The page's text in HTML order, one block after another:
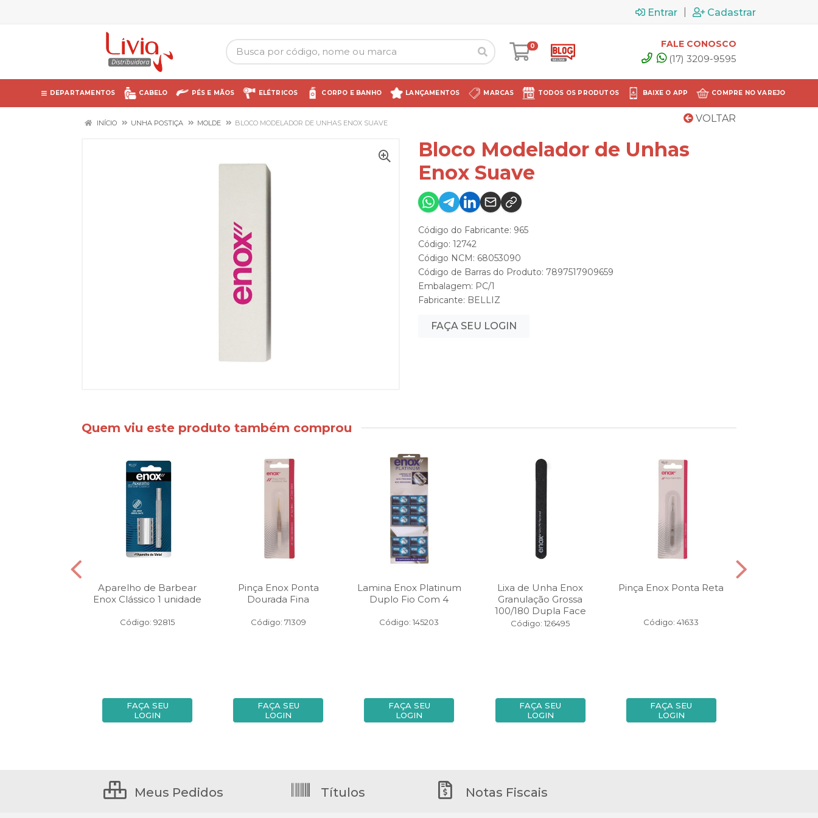
Entrar Cadastrar
0 FALE CONOSCO
(17) 3209-9595
DEPARTAMENTOS CABELO PÉS E MÃOS ELÉTRICOS CORPO E BANHO LANÇAMENTOS MARCAS TODOS OS PRODUTOS BAIXE O APP COMPRE NO VAREJO
VOLTAR
INÍCIO UNHA POSTIÇA MOLDE BLOCO MODELADOR DE UNHAS ENOX SUAVE
Bloco Modelador de Unhas
Enox Suave
Código do Fabricante: 965
Código: 12742
Código NCM: 68053090
Código de Barras do Produto: 7897517909659
Embalagem: PC/1
Fabricante: BELLIZ
FAÇA SEU LOGIN
Quem viu este produto também comprou
Aparelho de Barbear
Enox Clássico 1 unidade
Código: 92815
FAÇA SEU
LOGIN
Pinça Enox Ponta
Dourada Fina
Código: 71309
FAÇA SEU
LOGIN
Lamina Enox Platinum
Duplo Fio Com 4
Código: 145203
FAÇA SEU
LOGIN
Lixa de Unha Enox
Granulação Grossa
100/180 Dupla Face
Código: 126495
FAÇA SEU
LOGIN
Pinça Enox Ponta Reta
Código: 41633
FAÇA SEU
LOGIN
Meus Pedidos Títulos Notas Fiscais